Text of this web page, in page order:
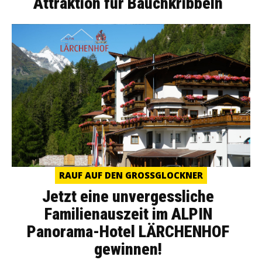
RAUF AUF DEN GROSSGLOCKNER
Jetzt eine unvergessliche
Familienauszeit im ALPIN
Panorama-Hotel LÄRCHENHOF
gewinnen!